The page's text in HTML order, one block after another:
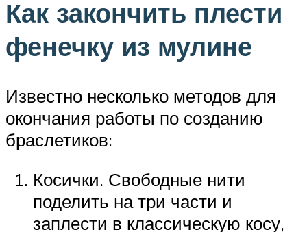
Как закончить плести
фенечку из мулине
Известно несколько методов для
окончания работы по созданию
браслетиков:
Косички. Свободные нити
поделить на три части и
заплести в классическую косу,